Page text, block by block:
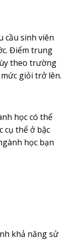
cầu sinh viên
Điểm trung
theo trường
giỏi trở lên.
học có thể
cụ thể ở bậc
học bạn
khả năng sử